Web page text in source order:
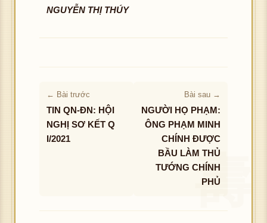
NGUYỄN THỊ THÚY
← Bài trước
TIN QN-ĐN: HỘI
NGHỊ SƠ KẾT Q
I/2021
Bài sau →
NGƯỜI HỌ PHẠM:
ÔNG PHẠM MINH
CHÍNH ĐƯỢC
BẦU LÀM THỦ
TƯỚNG CHÍNH
PHỦ